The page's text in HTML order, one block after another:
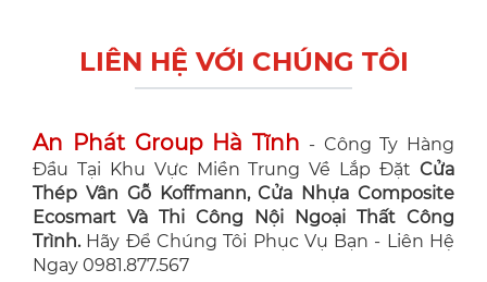
LIÊN HỆ VỚI CHÚNG TÔI
An Phát Group Hà Tĩnh - Công Ty Hàng
Đầu Tại Khu Vực Miền Trung Về Lắp Đặt Cửa
Thép Vân Gỗ Koffmann, Cửa Nhựa Composite
Ecosmart Và Thi Công Nội Ngoại Thất Công
Trình. Hãy Để Chúng Tôi Phục Vụ Bạn - Liên Hệ
Ngay 0981.877.567